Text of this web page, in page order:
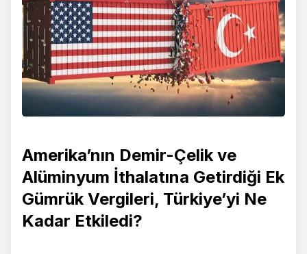
Amerika’nın Demir-Çelik ve
Alüminyum İthalatına Getirdiği Ek
Gümrük Vergileri, Türkiye’yi Ne
Kadar Etkiledi?